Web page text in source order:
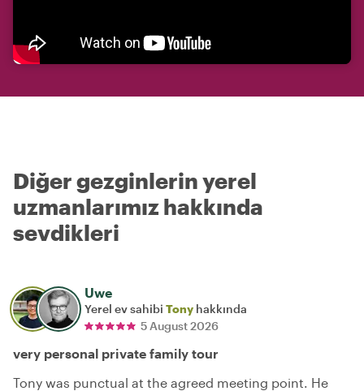
Diğer gezginlerin yerel
uzmanlarımız hakkında
sevdikleri
Uwe
Yerel ev sahibi Tony hakkında
5 August 2026
very personal private family tour
Tony was punctual at the agreed meeting point. He